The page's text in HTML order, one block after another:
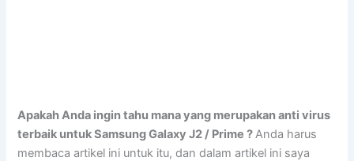
Apakah Anda ingin tahu mana yang merupakan anti virus
terbaik untuk Samsung Galaxy J2 / Prime ?Anda harus
membaca artikel ini untuk itu, dan dalam artikel ini saya